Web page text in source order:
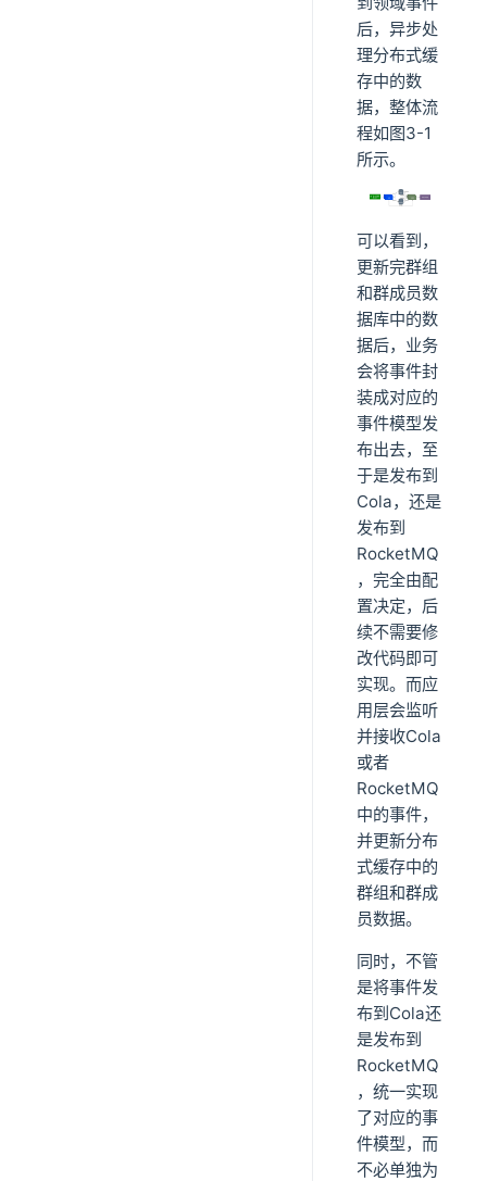
后，异步处
理分布式缓
存中的数
据，整体流
程如图3-1
所示。
可以看到，
更新完群组
和群成员数
据库中的数
据后，业务
会将事件封
装成对应的
事件模型发
布出去，至
于是发布到
Cola，还是
发布到
RocketMQ
，完全由配
置决定，后
续不需要修
改代码即可
实现。而应
用层会监听
并接收Cola
或者
RocketMQ
中的事件，
并更新分布
式缓存中的
群组和群成
员数据。
同时，不管
是将事件发
布到Cola还
是发布到
RocketMQ
，统一实现
了对应的事
件模型，而
不必单独为